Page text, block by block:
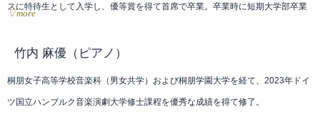
スに特待生として入学し、優等賞を得て首席で卒業。卒業時に短期大学部卒業
第12回ベーテン音楽コンクール全国大会 弦楽器部門 大学・院生Aの部 第1位。
▽more
竹内 麻優 （ピアノ）
桐朋女子高等学校音楽科（男女共学）および桐朋学園大学を経て、2023年ドイ
ツ国立ハンブルク音楽演劇大学修士課程を優秀な成績を得て修了。